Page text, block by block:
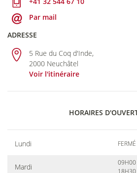
Par mail
ADRESSE
5 Rue du Coq d'Inde,
2000 Neuchâtel
Voir l'itinéraire
HORAIRES
Lundi FERMÉ
Mardi
09H00
18H30